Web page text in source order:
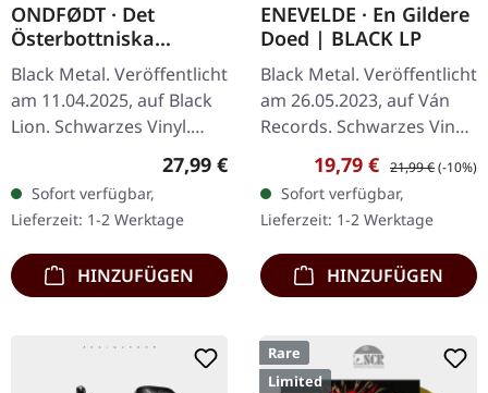
ONDFØDT · Det
Österbottniska
Mörkret | BLACK LP
Black Metal. Veröffentlicht
am 11.04.2025, auf Black
Lion. Schwarzes Vinyl.
Ondfødt kehrt mit ihrem
neuesten Werk "Det
Österbottniska Mörkret"
zurück…
Regulärer Preis:
27,99 €
Sofort verfügbar,
Lieferzeit: 1-2 Werktage
HINZUFÜGEN
ENEVELDE · En Gildere
Doed | BLACK LP
Black Metal. Veröffentlicht
am 26.05.2023, auf Ván
Records. Schwarzes Vinyl.
Enevelde liefert mit "En
Gildere Doed" ein
eindringliches
Meisterwerk ab…
Verkaufspreis:
19,79 € Regulärer Preis:
21,99 €(-10%)
Sofort verfügbar,
Lieferzeit: 1-2 Werktage
HINZUFÜGEN
Rare
Limited